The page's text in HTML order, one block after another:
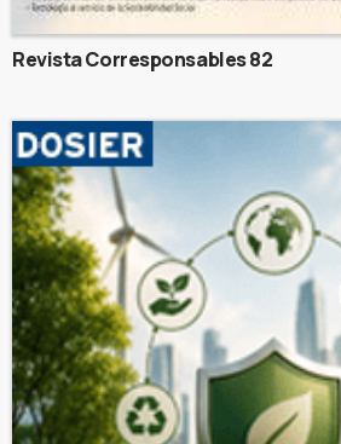
Revista Corresponsables 82